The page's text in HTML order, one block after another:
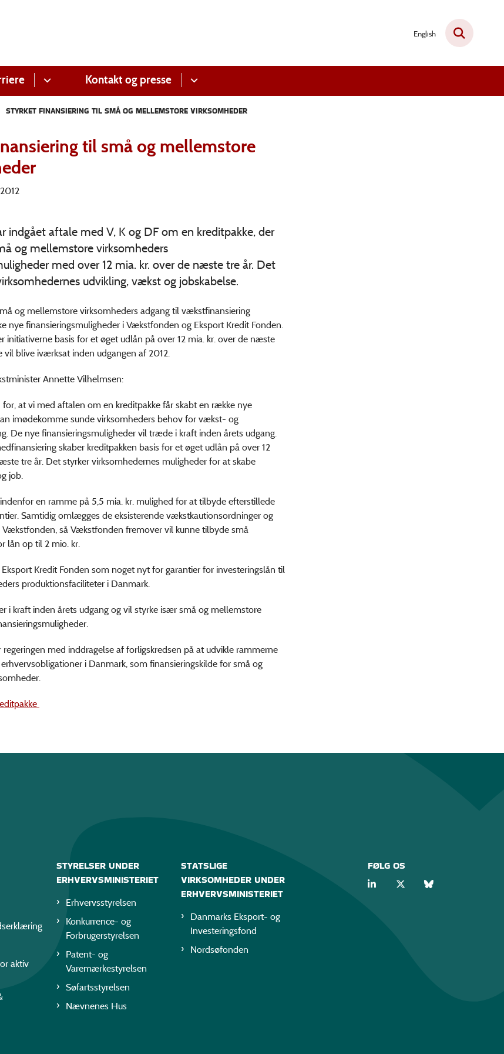
English
Kontakt og presse
STYRKET FINANSIERING TIL SMÅ OG MELLEMSTORE VIRKSOMHEDER
til små og mellemstore
indgået aftale med V, K og DF om en kreditpakke, der
og mellemstore virksomheders
med over 12 mia. kr. over de næste tre år. Det
udvikling, vækst og jobskabelse.
og mellemstore virksomheders adgang til vækstfinansiering
nye finansieringsmuligheder i Vækstfonden og Eksport Kredit Fonden.
initiativerne basis for et øget udlån på over 12 mia. kr. over de næste
vil blive iværksat inden udgangen af 2012.
Annette Vilhelmsen:
for, at vi med aftalen om en kreditpakke får skabt en række nye
imødekomme sunde virksomheders behov for vækst- og
De nye finansieringsmuligheder vil træde i kraft inden årets udgang.
skaber kreditpakken basis for et øget udlån på over 12
tre år. Det styrker virksomhedernes muligheder for at skabe
job.
en ramme på 5,5 mia. kr. mulighed for at tilbyde efterstillede
Samtidig omlægges de eksisterende vækstkautionsordninger og
så Vækstfonden fremover vil kunne tilbyde små
lån op til 2 mio. kr.
Kredit Fonden som noget nyt for garantier for investeringslån til
produktionsfaciliteter i Danmark.
i kraft inden årets udgang og vil styrke især små og mellemstore
regeringen med inddragelse af forligskredsen på at udvikle rammerne
i Danmark, som finansieringskilde for små og
aktiv
STYRELSER UNDER
ERHVERVSMINISTERIET
Erhvervsstyrelsen
Konkurrence- og
Forbrugerstyrelsen
Patent- og
Varemærkestyrelsen
Søfartsstyrelsen
Nævnenes Hus
STATSLIGE
VIRKSOMHEDER UNDER
ERHVERVSMINISTERIET
Danmarks Eksport- og
Investeringsfond
Nordsøfonden
FØLG OS